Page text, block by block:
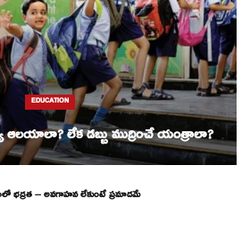
EDUCATION
ఆలయాలా? లేక డబ్బు ముద్రించే యంత్రాలా?
భద్రత – అవగాహన లేకుంటే ప్రమాదమే